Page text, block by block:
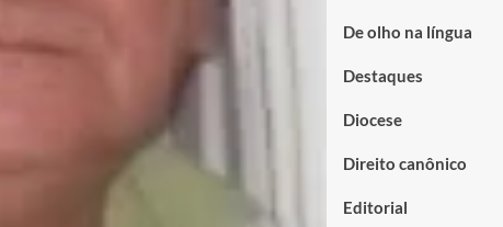
De olho na língua
Destaques
Diocese
Direito canônico
Editorial